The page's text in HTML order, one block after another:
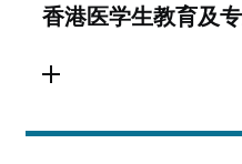
香港医学生教育及